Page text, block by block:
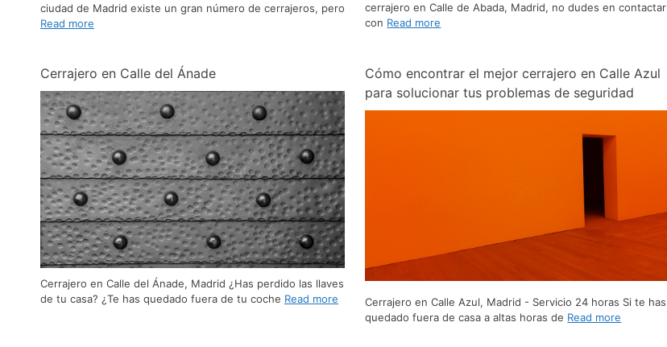
ciudad de Madrid existe un gran número de cerrajeros, pero
Read more
cerrajero en Calle de Abada, Madrid, no dudes en contactar
con Read more
Cerrajero en Calle del Ánade
Cerrajero en Calle del Ánade, Madrid ¿Has perdido las llaves
de tu casa? ¿Te has quedado fuera de tu coche Read more
Cómo encontrar el mejor cerrajero en Calle Azul
para solucionar tus problemas de seguridad
Cerrajero en Calle Azul, Madrid - Servicio 24 horas Si te has
quedado fuera de casa a altas horas de Read more